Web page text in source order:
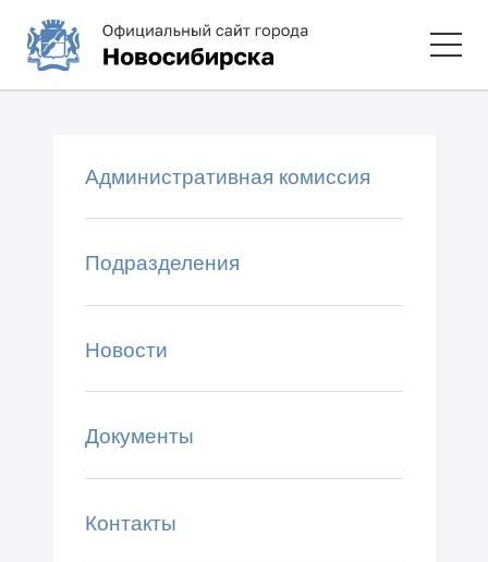
Административная комиссия
Подразделения
Новости
Документы
Контакты